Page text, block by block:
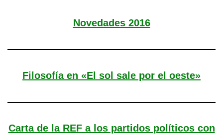
Novedades 2016
Filosofía en «El sol sale por el oeste»
Carta de la REF a los partidos políticos con